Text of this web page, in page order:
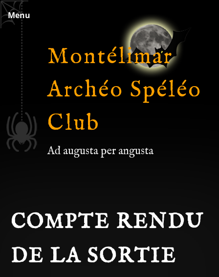
Skip
to
content
Menu
Montélimar
Archéo Spéléo
Club
Ad augusta per angusta
COMPTE RENDU
DE LA SORTIE